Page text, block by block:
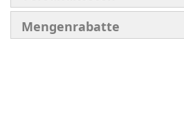
Mengenrabatte